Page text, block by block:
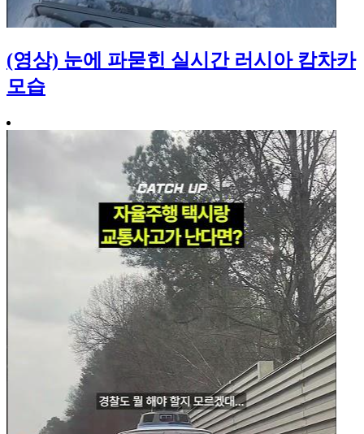
(영상) 눈에 파묻힌 실시간 러시아 캄차카
모습